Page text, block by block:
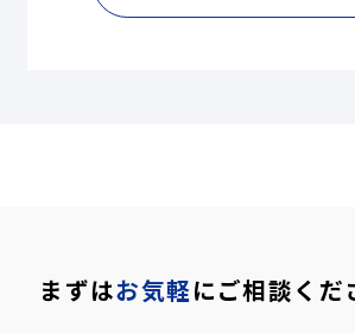
まずはお気軽にご相談く